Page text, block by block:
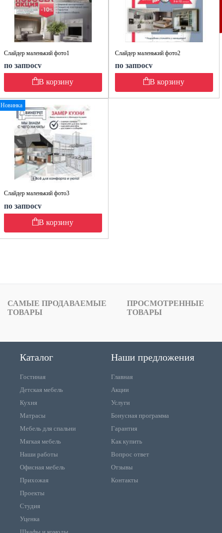
Слайдер маленький фото1
по запросу
В корзину
Слайдер маленький фото2
по запросу
В корзину
Новинка
Слайдер маленький фото3
по запросу
В корзину
САМЫЕ ПРОДАВАЕМЫЕ
ТОВАРЫ
ПРОСМОТРЕННЫЕ
ТОВАРЫ
Каталог
Гостиная
Детская мебель
Кухня
Матрасы
Мебель для спальни
Мягкая мебель
Наши работы
Офисная мебель
Прихожая
Проекты
Студия
Уценка
Наши предложения
Главная
Акции
Услуги
Бонусная программа
Гарантия
Как купить
Вопрос ответ
Отзывы
Контакты